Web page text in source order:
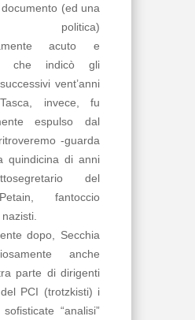
(ed una
politica)
acuto e
che indicò gli
vent’anni
invece, fu
espulso dal
-guarda
quindicina di anni
del
fantoccio
dopo, Secchia
anche
parte di dirigenti
PCI (trotzkisti) i
“analisi”